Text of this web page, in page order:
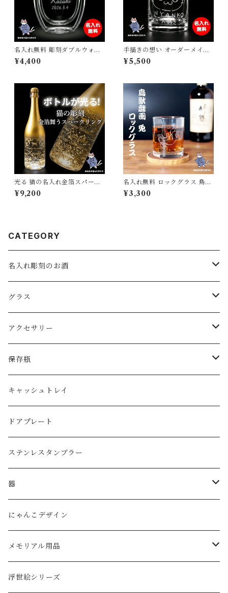
名入れ無料 彫刻ダブルウォー
ルグラス 250ml 誕生日 記念
日に特別な一杯を ギフト プレ
¥4,400
手描きの想い オーダーメイド
彫刻 グラス お絵描き イラスト
記念 手書きの絵 子供の絵 てが
¥5,500
光る 猫の名入れ金箔スパーク
リングワイン 彫刻 ギフト 猫好
き プレゼント 記念日 誕生日
¥9,200
名入れ無料 ロックグラス 鳥獣
戯画 兎 名入れ可能 和風 和柄
お酒 焼酎 ウィスキー 酒器 父
¥3,300
CATEGORY
名入れ彫刻のお酒
スパークリングワイン
ワイン
日本酒
グラス
ロックグラス・オールドグラス
フリーグラス
ジョッキグラス・ビアグラス
子供用グラス
タンブラー
ダブルウォールグラス
アクセサリー
ピアス
ネックレス
保存瓶
１リットル
３リットル
キャッシュトレイ
ドアプレート
ステンレスタンブラー
器
ボウル
にゃんこデザイン
メモリアル用品
ペットの墓石
浮世絵シリーズ